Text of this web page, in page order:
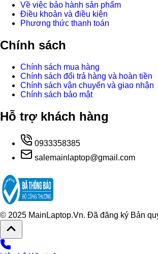
Về việc bảo hành sản phẩm
Điều khoản và điều kiện
Phương thức thanh toán
Chính sách
Chính sách mua hàng
Chính sách đổi trả hàng và hoàn tiền
Chính sách vận chuyển và giao nhận
Chính sách bảo mật
Hỗ trợ khách hàng
0933358385
salemainlaptop@gmail.com
© 2025 MainLaptop.Vn. Đã đăng ký Bản